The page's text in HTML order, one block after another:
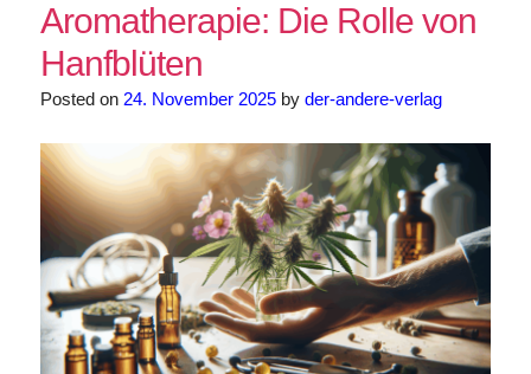
Aromatherapie: Die Rolle von
Hanfblüten
Posted on 24. November 2025by der-andere-verlag